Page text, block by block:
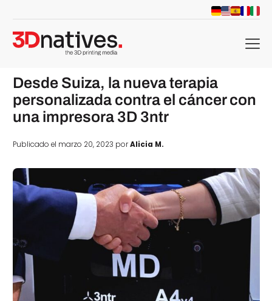
menu
Desde Suiza, la nueva terapia
personalizada contra el cáncer con
una impresora 3D 3ntr
Publicado el marzo 20, 2023 porAlicia M.